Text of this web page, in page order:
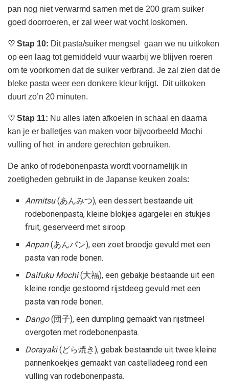
pan nog niet verwarmd samen met de 200 gram suiker
goed doorroeren, er zal weer wat vocht loskomen.
♡ Stap 10: Dit pasta/suiker mengsel gaan we nu uitkoken
op een laag tot gemiddeld vuur waarbij we blijven roeren
om te voorkomen dat de suiker verbrand. Je zal zien dat de
bleke pasta weer een donkere kleur krijgt. Dit uitkoken
duurt zo’n 20 minuten.
♡ Stap 11: Nu alles laten afkoelen in schaal en daarna
kan je er balletjes van maken voor bijvoorbeeld Mochi
vulling of het in andere gerechten gebruiken.
De anko of rodebonenpasta wordt voornamelijk in
zoetigheden gebruikt in de Japanse keuken zoals:
Anmitsu(あんみつ), een dessert bestaande uit
rodebonenpasta, kleine blokjes agargelei en stukjes
fruit, geserveerd met siroop.
Anpan(あんパン), een zoet broodje gevuld met een
pasta van rode bonen.
Daifuku Mochi(大福), een gebakje bestaande uit een
kleine rondje gestoomd rijstdeeg gevuld met een
pasta van rode bonen.
Dango(団子), een dumpling gemaakt van rijstmeel
overgoten met rodebonenpasta.
Dorayaki(どら焼き), gebak bestaande uit twee kleine
pannenkoekjes gemaakt van castelladeeg rond een
vulling van rodebonenpasta.